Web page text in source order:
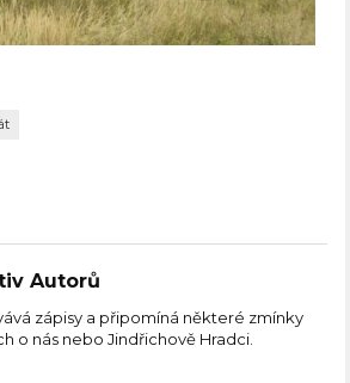
Autorů
zápisy a připomíná některé zmínky
o nás nebo Jindřichově Hradci.